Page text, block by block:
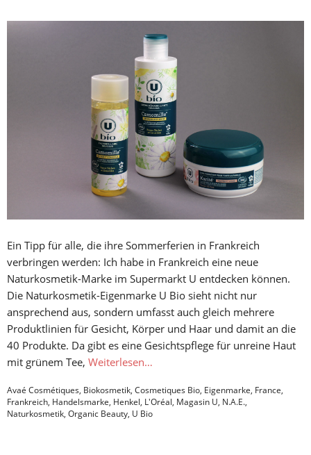
Ein Tipp für alle, die ihre Sommerferien in Frankreich
verbringen werden: Ich habe in Frankreich eine neue
Naturkosmetik-Marke im Supermarkt U entdecken können.
Die Naturkosmetik-Eigenmarke U Bio sieht nicht nur
ansprechend aus, sondern umfasst auch gleich mehrere
Produktlinien für Gesicht, Körper und Haar und damit an die
40 Produkte. Da gibt es eine Gesichtspflege für unreine Haut
mit grünem Tee, Weiterlesen…
Avaé Cosmétiques, Biokosmetik, Cosmetiques Bio, Eigenmarke, France,
Frankreich, Handelsmarke, Henkel, L'Oréal, Magasin U, N.A.E.,
Naturkosmetik, Organic Beauty, U Bio